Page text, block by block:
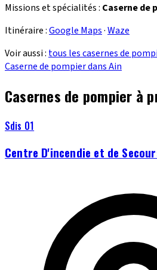
Missions et spécialités : Caserne de
Itinéraire :Google Maps·Waze
Voir aussi : tous les casernes de
Caserne de pompier dans Ain
Casernes de pompier à
Sdis 01
Centre D'incendie et de